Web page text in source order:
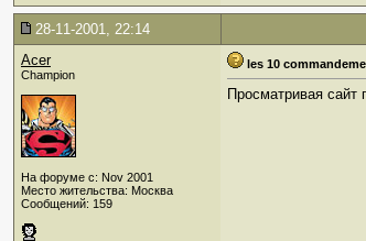
28-11-2001, 22:14
Acer
Champion
На форуме с: Nov 2001
Место жительства: Москва
Сообщений: 159
les 10
Просматривая сайт